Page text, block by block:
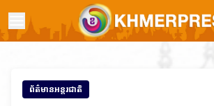
ព័ត៌មានអន្តរជាតិ